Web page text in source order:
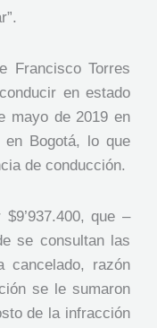
Francisco Torres
en estado
mayo de 2019 en
Bogotá, lo que
de conducción.
que –
se consultan las
cancelado, razón
se le sumaron
de la infracción